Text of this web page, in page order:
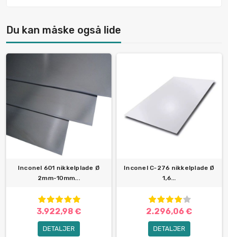
Du kan måske også lide
Inconel 601 nikkelplade Ø
2mm-10mm...
3.922,98 €
DETALJER
Inconel C-276 nikkelplade Ø
1,6...
2.296,06 €
DETALJER